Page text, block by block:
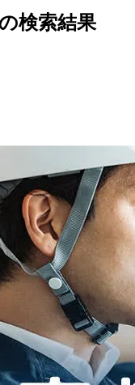
検索結果